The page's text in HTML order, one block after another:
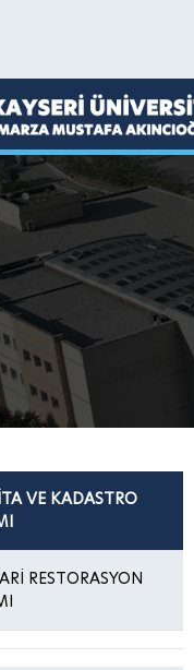
VE KADASTRO
RESTORASYON